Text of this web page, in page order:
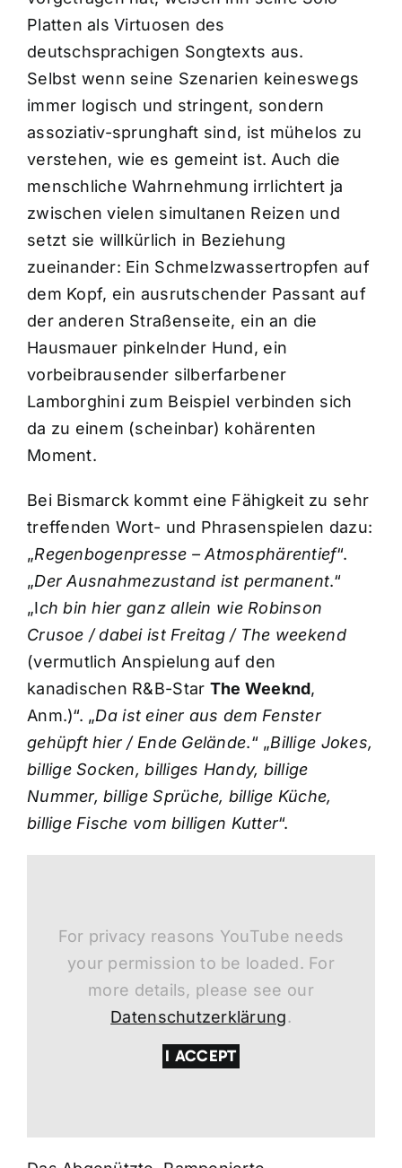
Platten als Virtuosen des
deutschsprachigen Songtexts aus.
Selbst wenn seine Szenarien keineswegs
immer logisch und stringent, sondern
assoziativ-sprunghaft sind, ist mühelos zu
verstehen, wie es gemeint ist. Auch die
menschliche Wahrnehmung irrlichtert ja
zwischen vielen simultanen Reizen und
setzt sie willkürlich in Beziehung
zueinander: Ein Schmelzwassertropfen auf
dem Kopf, ein ausrutschender Passant auf
der anderen Straßenseite, ein an die
Hausmauer pinkelnder Hund, ein
vorbeibrausender silberfarbener
Lamborghini zum Beispiel verbinden sich
da zu einem (scheinbar) kohärenten
Moment.
Bei Bismarck kommt eine Fähigkeit zu sehr
treffenden Wort- und Phrasenspielen dazu:
„Regenbogenpresse – Atmosphärentief“.
„Der Ausnahmezustand ist permanent.“
„Ich bin hier ganz allein wie Robinson
Crusoe / dabei ist Freitag / The weekend
(vermutlich Anspielung auf den
kanadischen R&B-Star The Weeknd,
Anm.)“. „Da ist einer aus dem Fenster
gehüpft hier / Ende Gelände.“ „Billige Jokes,
billige Socken, billiges Handy, billige
Nummer, billige Sprüche, billige Küche,
billige Fische vom billigen Kutter“.
For privacy reasons YouTube needs
your permission to be loaded. For
more details, please see our
Datenschutzerklärung.
I ACCEPT